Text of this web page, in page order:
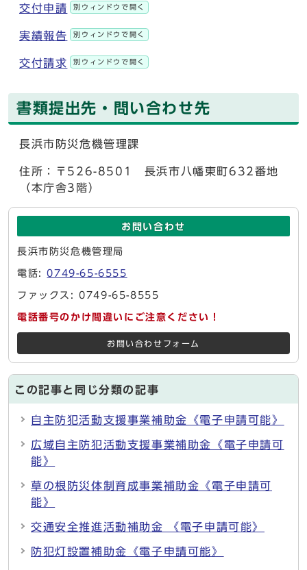
交付申請 別ウィンドウで開く
実績報告 別ウィンドウで開く
交付請求 別ウィンドウで開く
書類提出先・問い合わせ先
長浜市防災危機管理課
住所：〒526-8501 長浜市八幡東町632番地
（本庁舎3階）
お問い合わせ
長浜市防災危機管理局
電話:0749-65-6555
ファックス: 0749-65-8555
電話番号のかけ間違いにご注意ください！
お問い合わせフォーム
この記事と同じ分類の記事
自主防犯活動支援事業補助金《電子申請可能》
広域自主防犯活動支援事業補助金《電子申請可
能》
草の根防災体制育成事業補助金《電子申請可
能》
交通安全推進活動補助金 《電子申請可能》
防犯灯設置補助金《電子申請可能》